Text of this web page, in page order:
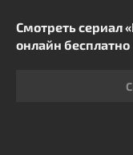
Смотреть сериал
онлайн бесплатно